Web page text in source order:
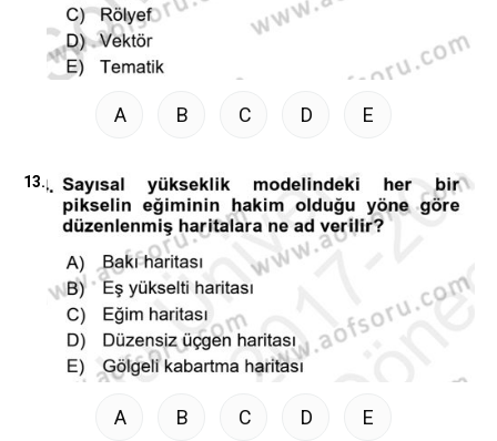
A B C D E
13.
A B C D E